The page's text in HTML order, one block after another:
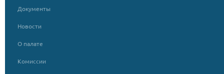
Документы
Новости
О палате
Комиссии